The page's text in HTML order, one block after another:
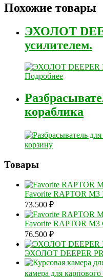
Похожие товары
ЭХОЛОТ
усилителем.
Подробнее
кораблика
корзину
Товары
Favorite RAPTOR M3
73.500 ₽
Favorite RAPTOR M3
76.500 ₽
ЭХОЛОТ DEEPER
камера для карпового